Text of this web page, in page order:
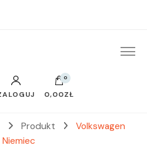
0
0,00ZŁ
Produkt
Volkswagen